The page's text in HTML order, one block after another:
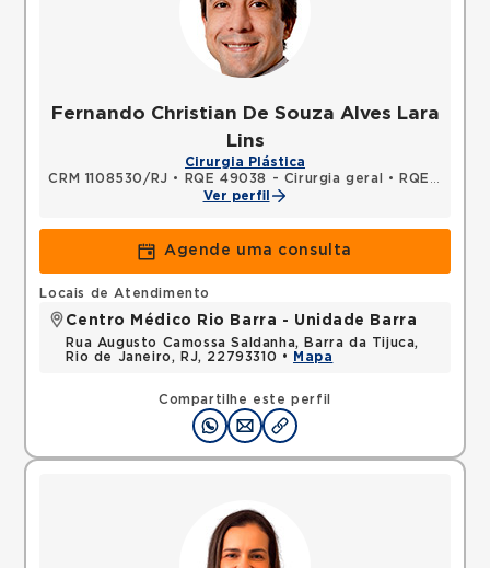
Fernando Christian De Souza Alves Lara
Lins
Cirurgia Plástica
CRM 1108530/RJ • RQE 49038 - Cirurgia geral •
RQE 55948 - Cirurgia plástica
Ver perfil
Agende uma consulta
Compartilhe este perfil
Locais de Atendimento
Centro Médico Rio Barra - Unidade Barra
Rua Augusto Camossa Saldanha, Barra da Tijuca,
Rio de Janeiro, RJ, 22793310 •
Mapa